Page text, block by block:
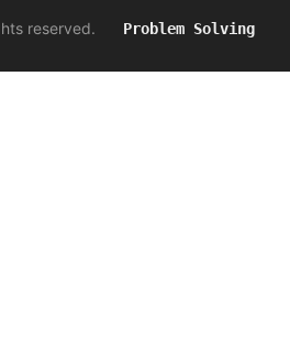
reserved. Problem Solving